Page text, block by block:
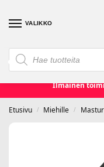
VALIKKO
❮ Etusivu
Ilmainen
Etusivu / Miehille /